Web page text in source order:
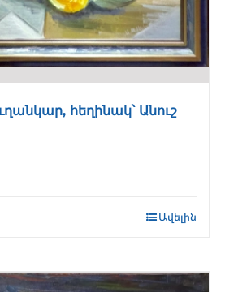
հեղինակ՝ Անուշ
Ավելին